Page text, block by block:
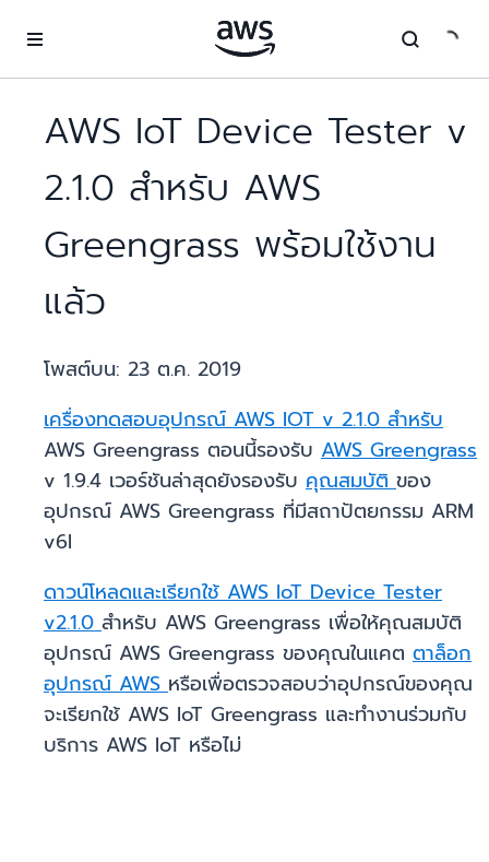
AWS IoT Device Tester v
2.1.0 สำหรับ AWS
Greengrass พร้อมใช้งาน
แล้ว
โพสต์บน: 23 ต.ค. 2019
เครื่องทดสอบอุปกรณ์ AWS IOT v 2.1.0 สำหรับ
AWS Greengrass ตอนนี้รองรับ AWS Greengrass
v 1.9.4 เวอร์ชันล่าสุดยังรองรับ คุณสมบัติของ
อุปกรณ์ AWS Greengrass ที่มีสถาปัตยกรรม ARM
v6l
ดาวน์โหลดและเรียกใช้AWS IoT Device Tester
v2.1.0สำหรับ AWS Greengrass เพื่อให้คุณสมบัติ
อุปกรณ์ AWS Greengrass ของคุณในแคต ตาล็อก
อุปกรณ์ AWSหรือเพื่อตรวจสอบว่าอุปกรณ์ของคุณ
จะเรียกใช้ AWS IoT Greengrass และทำงานร่วมกับ
บริการ AWS IoT หรือไม่